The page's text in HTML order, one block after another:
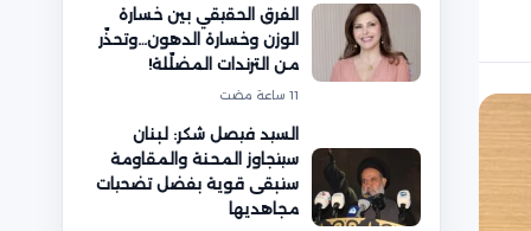
الفرق الحقيقي بين خسارة
الوزن وخسارة الدهون…وتحذّر
من الترندات المضلّلة!
11 ساعة مضت
السيد فيصل شكر: لبنان
سيتجاوز المحنة والمقاومة
ستبقى قوية بفضل تضحيات
مجاهديها